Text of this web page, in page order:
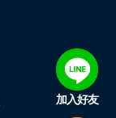
加入好友